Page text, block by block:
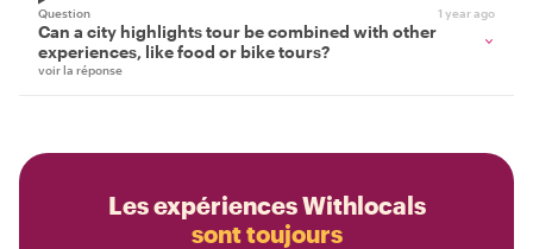
Question 1 year ago
Can a city highlights tour be combined with other
experiences, like food or bike tours?
voir la réponse
Les expériences Withlocals
sont toujours